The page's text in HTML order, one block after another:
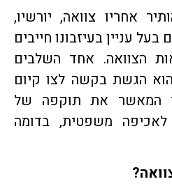
אחריו צוואה, יורשיו,
עניין בעיזבונו חייבים
הצוואה. אחד השלבים
הגשת בקשה לצו קיום
המאשר את תוקפה של
לאכיפה משפטית, בדומה